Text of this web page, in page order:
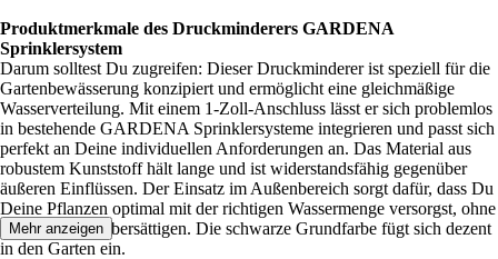
Produktmerkmale des Druckminderers GARDENA
Sprinklersystem
Darum solltest Du zugreifen: Dieser Druckminderer ist speziell für die
Gartenbewässerung konzipiert und ermöglicht eine gleichmäßige
Wasserverteilung. Mit einem 1-Zoll-Anschluss lässt er sich problemlos
in bestehende GARDENA Sprinklersysteme integrieren und passt sich
perfekt an Deine individuellen Anforderungen an. Das Material aus
robustem Kunststoff hält lange und ist widerstandsfähig gegenüber
äußeren Einflüssen. Der Einsatz im Außenbereich sorgt dafür, dass Du
Deine Pflanzen optimal mit der richtigen Wassermenge versorgst, ohne
den Boden zu übersättigen. Die schwarze Grundfarbe fügt sich dezent
in den Garten ein.
Mehr anzeigen